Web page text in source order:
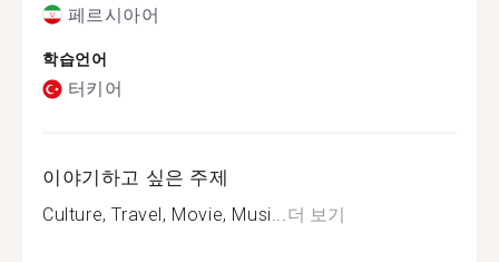
페르시아어
학습언어
터키어
이야기하고 싶은 주제
Culture, Travel, Movie, Musi...더 보기